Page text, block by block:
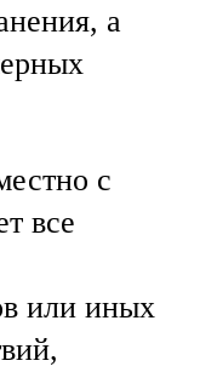
а
с
все
или иных